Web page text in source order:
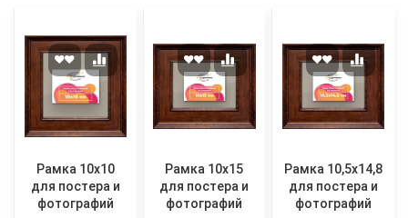
Рамка 10x10
для постера и
фотографий
Рамка 10x15
для постера и
фотографий
Рамка 10,5x14,8
для постера и
фотографий